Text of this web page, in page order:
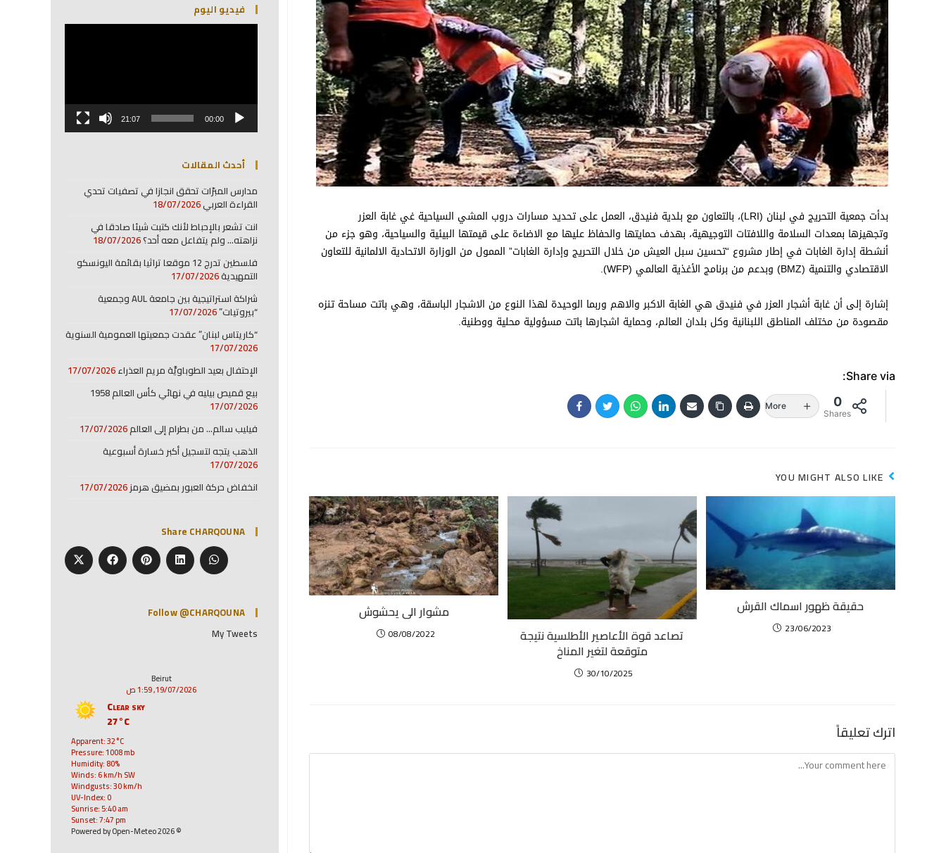
بدأت جمعية التحريج في لبنان (LRI)، بالتعاون مع بلدية فنيدق، العمل على تحديد مسارات دروب المشي السياحية غي غابة العزر
وتجهيزها بمعدات السلامة واللافتات التوجيهية، بهدف حمايتها والحفاظ عليها مع الاضاءة على قيمتها البيئية والسياحية، وهو جزء من
أنشطة إدارة الغابات في إطار مشروع “تحسين سبل العيش من خلال التحريج وإدارة الغابات” الممول من الوزارة الاتحادية الالمانية للتعاون
الاقتصادي والتنمية (BMZ) وبدعم من برنامج الأغذية العالمي (WFP).
إشارة إلى أن غابة أشجار العزر في فنيدق هي الغابة الاكبر والاهم وربما الوحيدة لهذا النوع من الاشجار الباسقة، وهي باتت مساحة تنزه
مقصودة من مختلف المناطق اللبنانية وكل بلدان العالم، وحماية اشجارها باتت مسؤولية محلية ووطنية.
Share via:
0
Shares
More
YOU MIGHT ALSO LIKE
مشوار الى يحشوش
08/08/2022 تصاعد قوة الأعاصير الأطلسية نتيجة
متوقعة لتغير المناخ
30/10/2025
حقيقة ظهور اسماك القرش
23/06/2023
اترك تعليقاً
لزيادة
فيديو اليوم
مشغل
00:00
21:07
أحدث المقالات
مدارس المبرّات تحقق انجازا في تصفيات تحدي
القراءة العربي18/07/2026
انت تشعر بالإحباط لأنك كتبت شيئا صادقا في
نزاهته… ولم يتفاعل معه أحد؟18/07/2026
فلسطين تدرج 12 موقعا تراثيا بقائمة اليونسكو
التمهيدية17/07/2026
شراكة استراتيجية بين جامعة AUL وجمعية
“بيروتيات”17/07/2026
“كاريتاس لبنان” عقدت جمعيتها العمومية السنوية
17/07/2026
الإحتفال بعيد الطوباويَّة مريم العذراء17/07/2026
بيع قميص بيليه في نهائي كأس العالم 1958
17/07/2026
فيليب سالم… من بطرام إلى العالم17/07/2026
الذهب يتجه لتسجيل أكبر خسارة أسبوعية
17/07/2026
انخفاض حركة العبور بمضيق هرمز17/07/2026
Share CHARQOUNA
Follow @CHARQOUNA
My Tweets
Beirut
19/07/2026, 1:59 ص
Clear sky
27°C
Apparent: 32°C
Pressure: 1008 mb
Humidity: 80%
Winds: 6 km/h SW
Windgusts: 30 km/h
UV-Index: 0
Sunrise: 5:40 am
Sunset: 7:47 pm
© 2026 Powered by Open-Meteo